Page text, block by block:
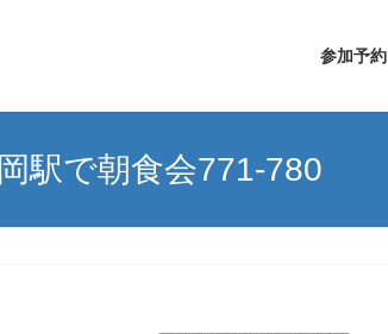
参加予約
駅で朝食会771-780